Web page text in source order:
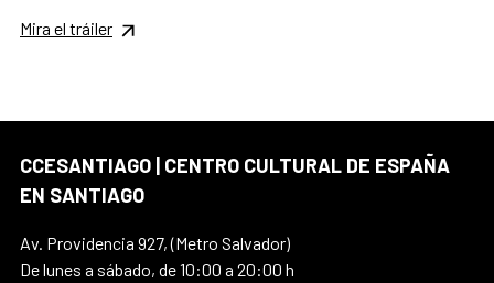
Mira el tráiler
CCESANTIAGO | CENTRO CULTURAL DE ESPAÑA
EN SANTIAGO
Av. Providencia 927, (Metro Salvador)
De lunes a sábado, de 10:00 a 20:00 h